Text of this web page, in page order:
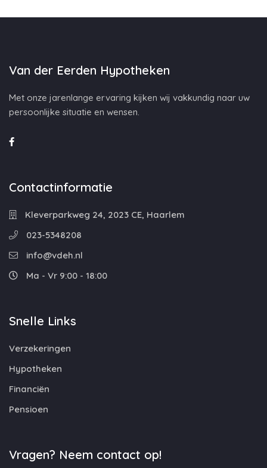
Van der Eerden Hypotheken
Met onze jarenlange ervaring kijken wij vakkundig naar uw
persoonlijke situatie en wensen.
Contactinformatie
Kleverparkweg 24, 2023 CE, Haarlem
023-5348208
info@vdeh.nl
Ma - Vr 9:00 - 18:00
Snelle Links
Verzekeringen
Hypotheken
Financiën
Pensioen
Vragen? Neem contact op!